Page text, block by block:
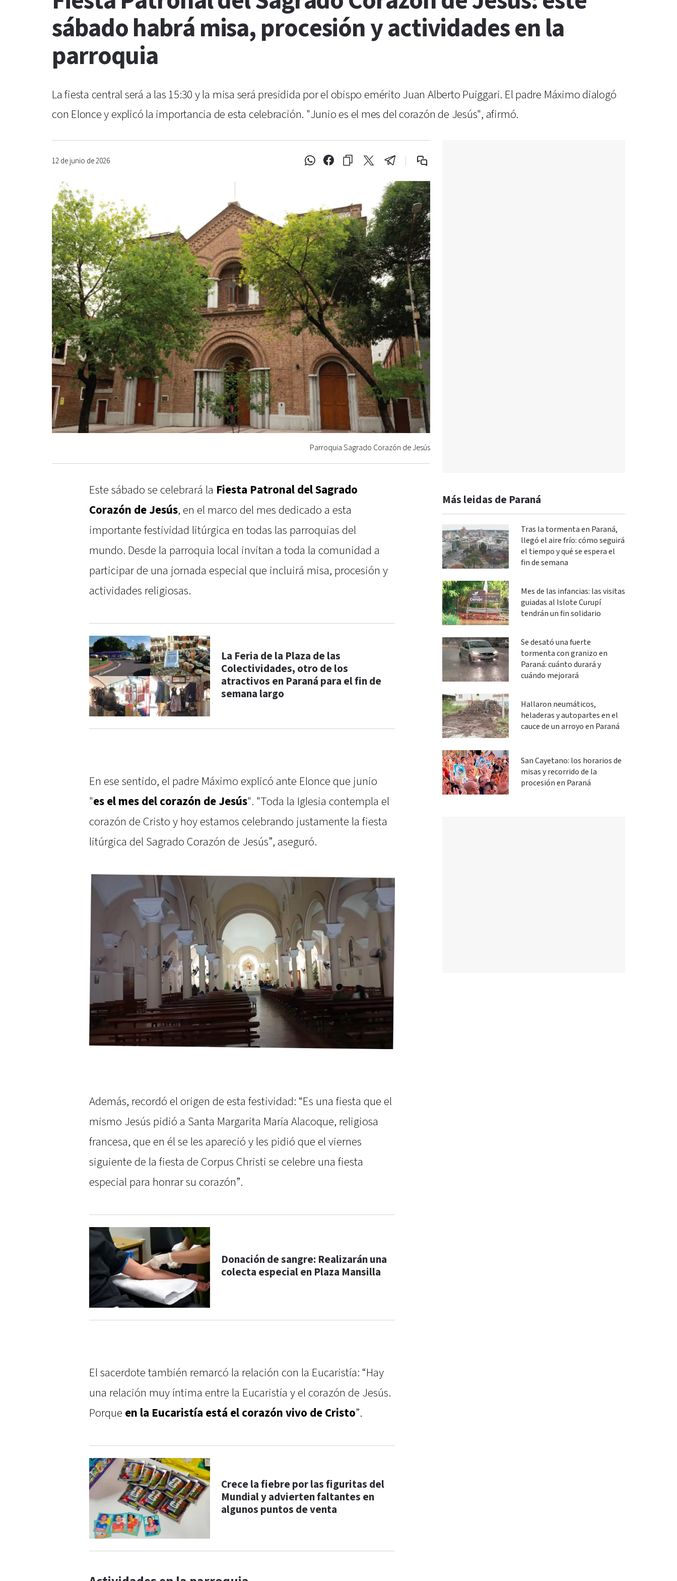
sábado habrá misa, procesión y actividades en la
parroquia
La fiesta central será a las 15:30 y la misa será presidida por el obispo emérito Juan Alberto Puiggari. El padre Máximo dialogó
con Elonce y explicó la importancia de esta celebración. "Junio es el mes del corazón de Jesús", afirmó.
12 de junio de 2026
Parroquia Sagrado Corazón de Jesús
Este sábado se celebrará la Fiesta Patronal del Sagrado
Corazón de Jesús, en el marco del mes dedicado a esta
importante festividad litúrgica en todas las parroquias del
mundo. Desde la parroquia local invitan a toda la comunidad a
participar de una jornada especial que incluirá misa, procesión y
actividades religiosas.
La Feria de la Plaza de las
Colectividades, otro de los
atractivos en Paraná para el fin de
semana largo
En ese sentido, el padre Máximo explicó ante Elonce que junio
"es el mes del corazón de Jesús". "Toda la Iglesia contempla el
corazón de Cristo y hoy estamos celebrando justamente la fiesta
litúrgica del Sagrado Corazón de Jesús”, aseguró.
Además, recordó el origen de esta festividad: “Es una fiesta que el
mismo Jesús pidió a Santa Margarita María Alacoque, religiosa
francesa, que en él se les apareció y les pidió que el viernes
siguiente de la fiesta de Corpus Christi se celebre una fiesta
especial para honrar su corazón”.
Donación de sangre: Realizarán una
colecta especial en Plaza Mansilla
El sacerdote también remarcó la relación con la Eucaristía: “Hay
una relación muy íntima entre la Eucaristía y el corazón de Jesús.
Porque en la Eucaristía está el corazón vivo de Cristo”.
Crece la fiebre por las figuritas del
Mundial y advierten faltantes en
algunos puntos de venta
Más leidas de Paraná
Tras la tormenta en Paraná,
llegó el aire frío: cómo seguirá
el tiempo y qué se espera el
fin de semana
Mes de las infancias: las visitas
guiadas al Islote Curupí
tendrán un fin solidario
Se desató una fuerte
tormenta con granizo en
Paraná: cuánto durará y
cuándo mejorará
Hallaron neumáticos,
heladeras y autopartes en el
cauce de un arroyo en Paraná
San Cayetano: los horarios de
misas y recorrido de la
procesión en Paraná